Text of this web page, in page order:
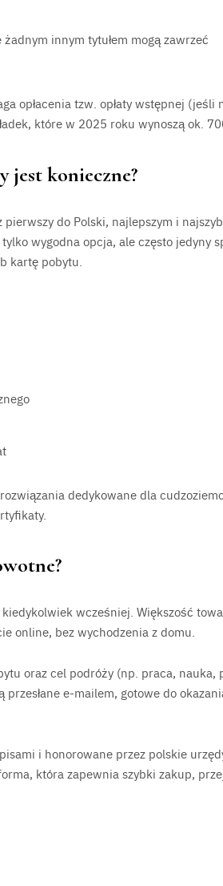
innym tytułem mogą zawrzeć
opłacenia tzw. opłaty wstępnej (jeśli
które w 2025 roku wynoszą ok.
jest konieczne?
do Polski, najlepszym i
wygodna opcja, ale często jedyny
kartę pobytu.
dedykowane dla
wcześniej. Większość
online, bez wychodzenia z domu.
oraz cel podróży (np. praca, nauka,
e-mailem, gotowe do
i honorowane przez polskie
która zapewnia szybki zakup,